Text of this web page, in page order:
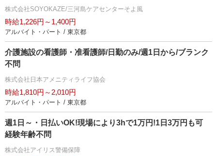
株式会社SOYOKAZE/三河島ケアセンターそよ風
時給1,226円～1,400円
アルバイト・パート / 東京都
介護施設の看護師・准看護師/日勤のみ/週1日から/ブランク
不問
株式会社日本アメニティライフ協会
時給1,810円～2,010円
アルバイト・パート / 東京都
週1日～・日払いOK!現場により3hで1万円!1日3万円も可
経験年齢不問
株式会社アイリス警備保障